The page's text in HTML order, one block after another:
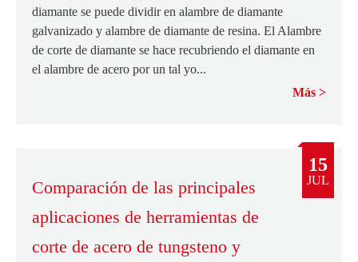
diamante se puede dividir en alambre de diamante
galvanizado y alambre de diamante de resina. El Alambre
de corte de diamante se hace recubriendo el diamante en
el alambre de acero por un tal yo...
Más
Comparación de las principales
aplicaciones de herramientas de
corte de acero de tungsteno y
15
JUL